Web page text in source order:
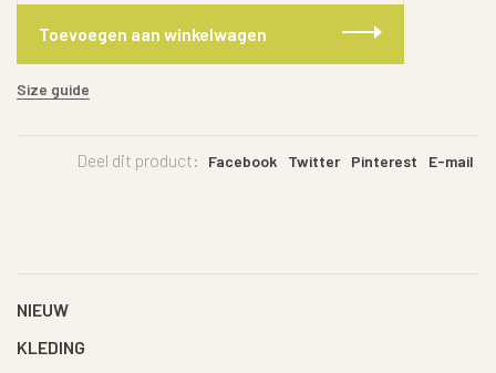
Toevoegen aan winkelwagen
Size guide
Deel dit product: Facebook Twitter Pinterest E-mail
NIEUW
KLEDING